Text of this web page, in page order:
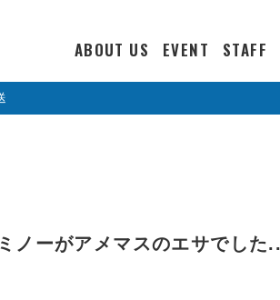
ABOUT US EVENT STAFF
ノーがアメマスのエサでした